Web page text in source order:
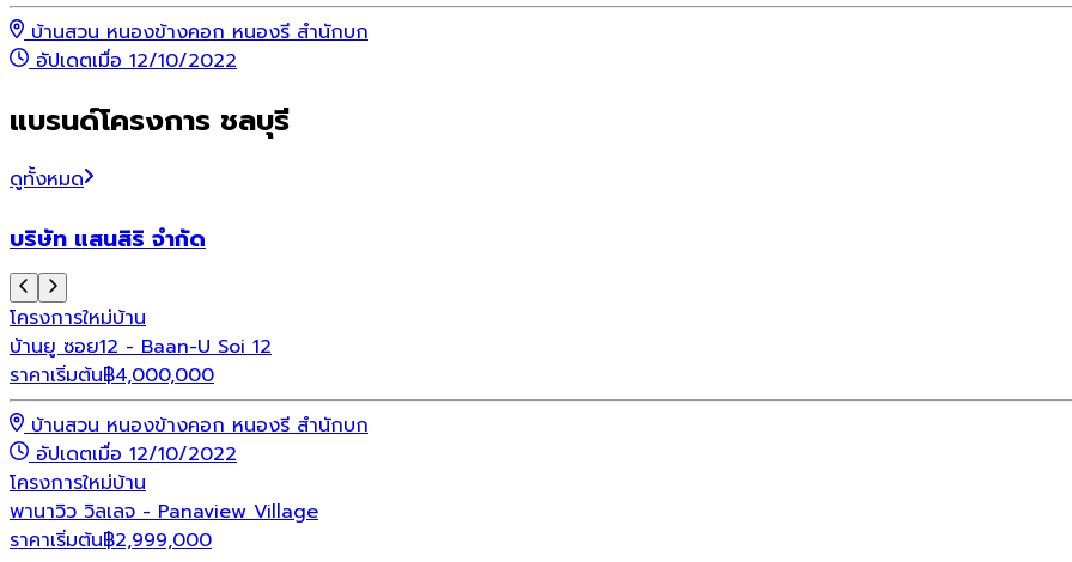
บ้านสวน หนองข้างคอก หนองรี สำนักบก
อัปเดตเมื่อ 12/10/2022
แบรนด์โครงการ ชลบุรี
ดูทั้งหมด
บริษัท แสนสิริ จำกัด
โครงการใหม่บ้าน
บ้านยู ซอย12 - Baan-U Soi 12
ราคาเริ่มต้น฿4,000,000
บ้านสวน หนองข้างคอก หนองรี สำนักบก
อัปเดตเมื่อ 12/10/2022
โครงการใหม่บ้าน
พานาวิว วิลเลจ - Panaview Village
ราคาเริ่มต้น฿2,999,000